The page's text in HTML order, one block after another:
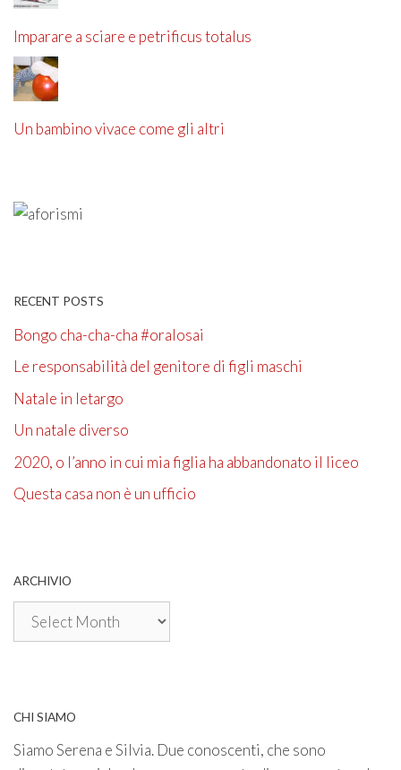
Imparare a sciare e petrificus totalus
Un bambino vivace come gli altri
RECENT POSTS
Bongo cha-cha-cha #oralosai
Le responsabilità del genitore di figli maschi
Natale in letargo
Un natale diverso
2020, o l’anno in cui mia figlia ha abbandonato il liceo
Questa casa non è un ufficio
ARCHIVIO
Archivio
CHI SIAMO
Siamo Serena e Silvia. Due conoscenti, che sono